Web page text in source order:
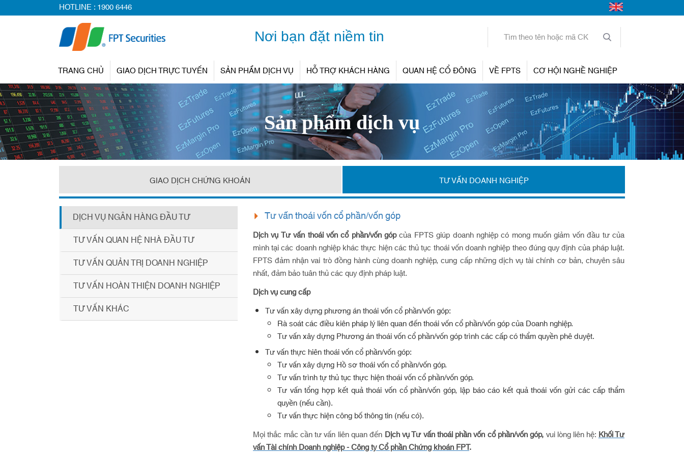
HOTLINE :1900 6446
Nơi bạn đặt niềm tin
TRANG CHỦ GIAO DỊCH TRỰC TUYẾN SẢN PHẨM DỊCH VỤ HỖ TRỢ KHÁCH HÀNG QUAN HỆ CỔ ĐÔNG VỀ FPTS CƠ HỘI NGHỀ NGHIỆP
Sản phẩm dịch vụ
GIAO DỊCH CHỨNG KHOÁN TƯ VẤN DOANH NGHIỆP
DỊCH VỤ NGÂN HÀNG ĐẦU TƯ
TƯ VẤN QUAN HỆ NHÀ ĐẦU TƯ
TƯ VẤN QUẢN TRỊ DOANH NGHIỆP
TƯ VẤN HOÀN THIỆN DOANH NGHIỆP
TƯ VẤN KHÁC
Tư vấn thoái vốn cổ phần/vốn góp
Dịch vụ Tư vấn thoái vốn cổ phần/vốn gópcủa FPTS giúp doanh nghiệp có mong muốn giảm vốn đầu tư của
mình tại các doanh nghiệp khác thực hiện các thủ tục thoái vốn doanh nghiệp theo đúng quy định của pháp luật.
FPTS đảm nhận vai trò đồng hành cùng doanh nghiệp, cung cấp những dịch vụ tài chính cơ bản, chuyên sâu
nhất, đảm bảo tuân thủ các quy định pháp luật.
Dịch vụ cung cấp
Tư vấn xây dựng phương án thoái vốn cổ phần/vốn góp:
Rà soát các điều kiên pháp lý liên quan đến thoái vốn cổ phần/vốn góp của Doanh nghiệp.
Tư vấn xây dựng Phương án thoái vốn cổ phần/vốn góp trình các cấp có thẩm quyền phê duyệt.
Tư vấn thực hiên thoái vốn cổ phần/vốn góp:
Tư vấn xây dựng Hồ sơ thoái vốn cổ phần/vốn góp.
Tư vấn trình tự thủ tục thực hiện thoái vốn cổ phần/vốn góp.
Tư vấn tổng hợp kết quả thoái vốn cổ phần/vốn góp, lập báo cáo kết quả thoái vốn gửi các cấp thẩm
quyền (nếu cần).
Tư vấn thực hiện công bố thông tin (nếu có).
Mọi thắc mắc cần tư vấn liên quan đến Dịch vụ Tư vấn thoái phần vốn cổ phần/vốn góp,vui lòng liên hệ:Khối Tư
vấn Tài chính Doanh nghiệp - Công ty Cổ phần Chứng khoán FPT.